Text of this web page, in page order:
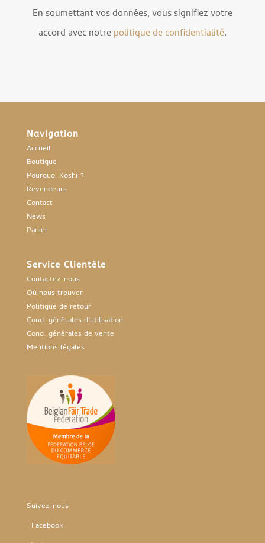
En soumettant vos données, vous signifiez votre
accord avec notrepolitique de confidentialité.
Navigation
Accueil
Boutique
Pourquoi Koshi ?
Revendeurs
Contact
News
Panier
Service Clientèle
Contactez-nous
Où nous trouver
Politique de retour
Cond. générales d’utilisation
Cond. générales de vente
Mentions légales
Suivez-nous
Facebook